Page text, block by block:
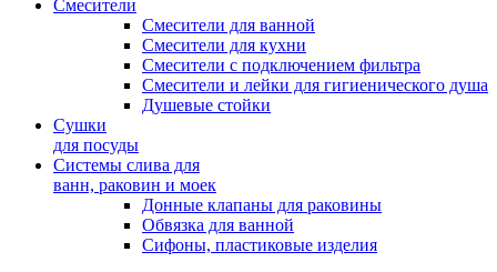
Смесители
Смесители для ванной
Смесители для кухни
Смесители с подключением фильтра
Cмесители и лейки для гигиенического душа
Душевые стойки
Сушки
для посуды
Системы слива для
ванн, раковин и моек
Донные клапаны для раковины
Обвязка для ванной
Сифоны, пластиковые изделия